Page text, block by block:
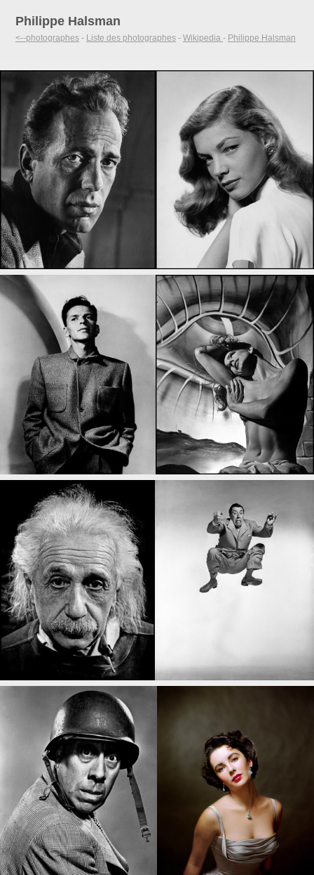
Philippe Halsman
<--photographes - Liste des photographes - Wikipedia - Philippe Halsman